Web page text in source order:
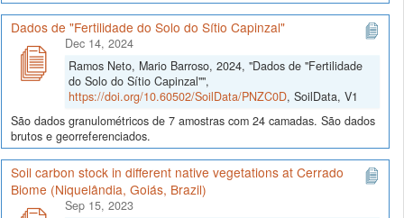
Dados de "Fertilidade do Solo do Sítio Capinzal"
Dec 14, 2024
Ramos Neto, Mario Barroso, 2024, "Dados de "Fertilidade
do Solo do Sítio Capinzal"",
https://doi.org/10.60502/SoilData/PNZC0D, SoilData, V1
São dados granulométricos de 7 amostras com 24 camadas. São dados
brutos e georreferenciados.
Soil carbon stock in different native vegetations at Cerrado
Biome (Niquelândia, Goiás, Brazil)
Sep 15, 2023